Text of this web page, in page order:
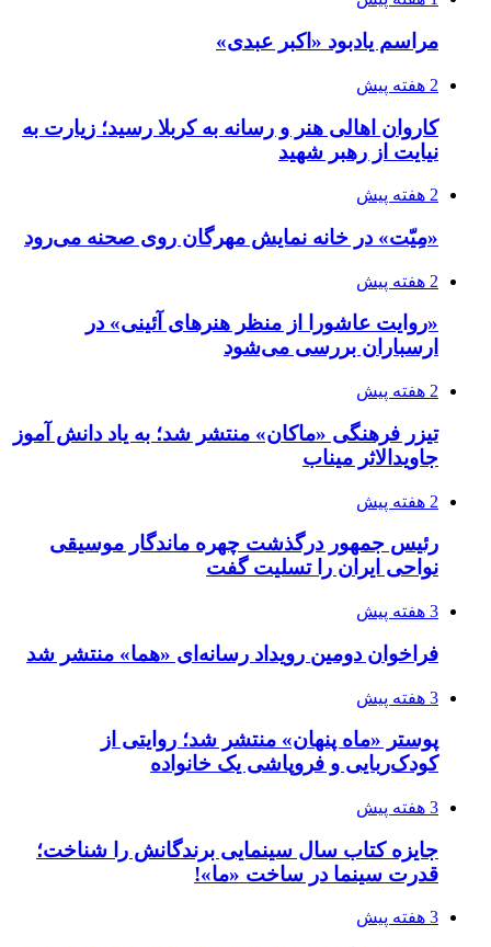
مراسم یادبود «اکبر عبدی»
2 هفته پیش
کاروان اهالی هنر و رسانه به کربلا رسید؛ زیارت به
نیایت از رهبر شهید
2 هفته پیش
«مِیّت» در خانه نمایش مهرگان روی صحنه می‌رود
2 هفته پیش
«روایت عاشورا از منظر هنرهای آئینی» در
ارسباران بررسی می‌شود
2 هفته پیش
تیزر فرهنگی «ماکان» منتشر شد؛ به یاد دانش آموز
جاویدالاثر میناب
2 هفته پیش
رئیس جمهور درگذشت چهره ماندگار موسیقی
نواحی ایران را تسلیت گفت
3 هفته پیش
فراخوان دومین رویداد رسانه‌ای «هما» منتشر شد
3 هفته پیش
پوستر «ماه پنهان» منتشر شد؛ روایتی از
کودک‌ربایی و فروپاشی یک خانواده
3 هفته پیش
جایزه کتاب سال سینمایی برندگانش را شناخت؛
قدرت سینما در ساخت «ما»!
3 هفته پیش